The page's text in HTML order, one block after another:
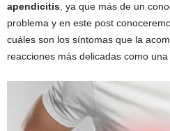
apendicitis , ya que más de un
problema y en este post
cuáles son los síntomas que la
reacciones más delicadas como una